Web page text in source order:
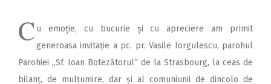
C u emoție, cu bucurie și cu apreciere am primit
generoasa invitație a pc. pr. Vasile Iorgulescu, parohul
Parohiei „Sf. Ioan Botezătorul” de la Strasbourg, la ceas de
bilanț, de mulțumire, dar și al comuniunii de dincolo de